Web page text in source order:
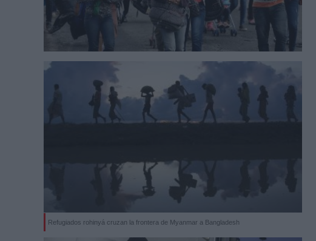
Refugiados rohinyá cruzan la frontera de Myanmar a Bangladesh